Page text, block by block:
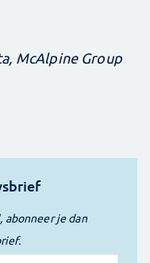
McAlpine Group
je dan